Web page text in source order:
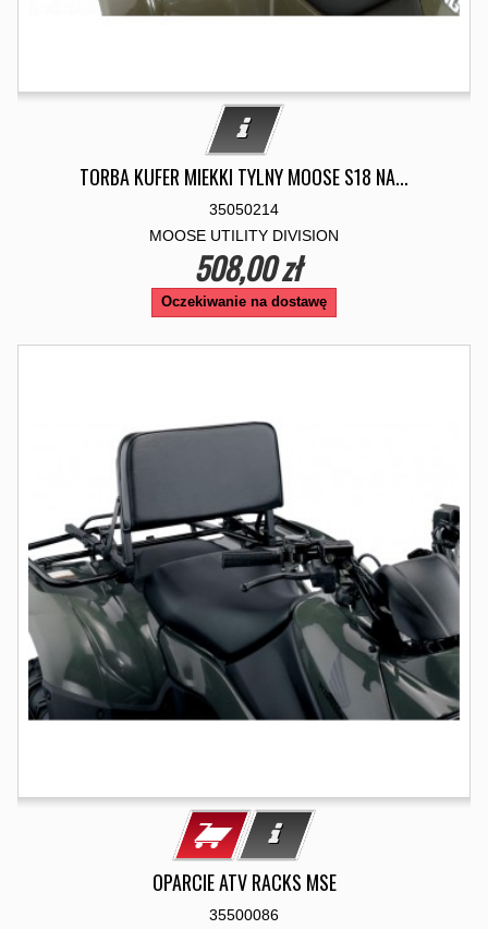
TORBA KUFER MIEKKI TYLNY MOOSE S18 NA...
35050214
MOOSE UTILITY DIVISION
508,00 zł
Oczekiwanie na dostawę
OPARCIE ATV RACKS MSE
35500086